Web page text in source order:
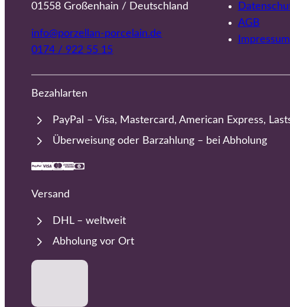
01558 Großenhain / Deutschland
info@porzellan-porcelain.de
0174 / 922 55 15
AGB
Impressum
Bezahlarten
PayPal – Visa, Mastercard, American Express,
Überweisung oder Barzahlung – bei Abholung
Versand
DHL – weltweit
Abholung vor Ort